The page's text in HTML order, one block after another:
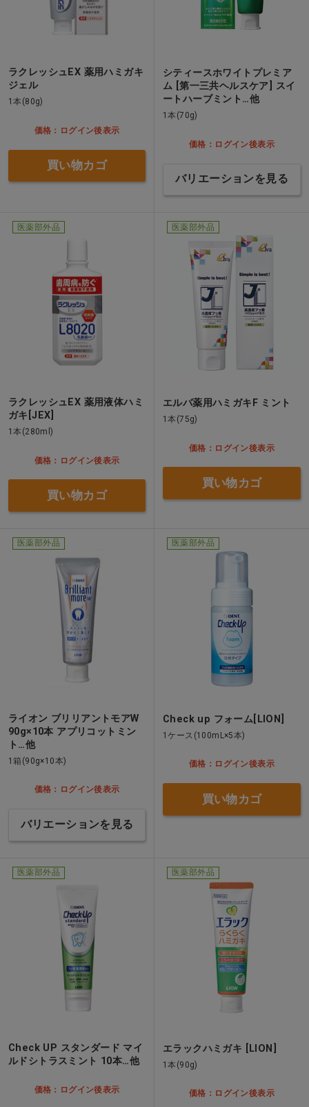
ラクレッシュEX 薬用ハミガキ
ジェル
1本(80g)
価格：ログイン後表示
買い物カゴ
シティースホワイトプレミア
ム [第一三共ヘルスケア] スイ
ートハーブミント…他
1本(70g)
価格：ログイン後表示
バリエーションを見る
医薬部外品
ラクレッシュEX 薬用液体ハミ
ガキ[JEX]
1本(280ml)
価格：ログイン後表示
買い物カゴ
医薬部外品
エルバ薬用ハミガキF ミント
1本(75g)
価格：ログイン後表示
買い物カゴ
医薬部外品
ライオン ブリリアントモアW
90g×10本 アプリコットミン
ト…他
1箱(90g×10本)
価格：ログイン後表示
バリエーションを見る
医薬部外品
Check up フォーム[LION]
1ケース(100mL×5本)
価格：ログイン後表示
買い物カゴ
医薬部外品
Check UP スタンダード マイ
ルドシトラスミント 10本…他
価格：ログイン後表示
医薬部外品
エラックハミガキ [LION]
1本(90g)
価格：ログイン後表示